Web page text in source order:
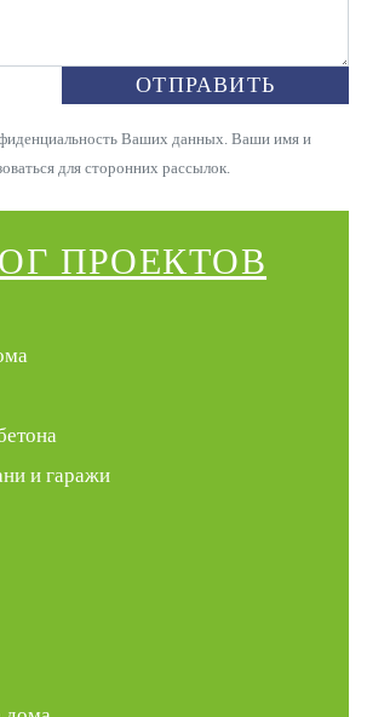
ОТПРАВИТЬ
Ваших данных. Ваши имя и
для сторонних рассылок.
ПРОЕКТОВ
и гаражи